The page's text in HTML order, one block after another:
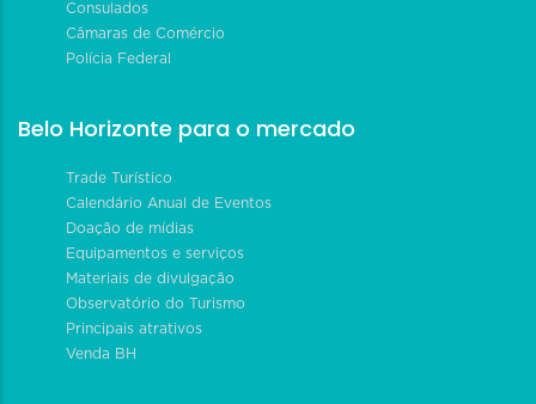
Consulados
Câmaras de Comércio
Polícia Federal
Belo Horizonte para o mercado
Trade Turístico
Calendário Anual de Eventos
Doação de mídias
Equipamentos e serviços
Materiais de divulgação
Observatório do Turismo
Principais atrativos
Venda BH